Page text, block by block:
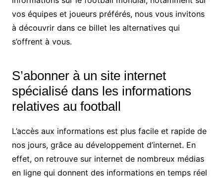
vos équipes et joueurs préférés, nous vous invitons
à découvrir dans ce billet les alternatives qui
s’offrent à vous.
S’abonner à un site internet
spécialisé dans les informations
relatives au football
L’accès aux informations est plus facile et rapide de
nos jours, grâce au développement d’internet. En
effet, on retrouve sur internet de nombreux médias
en ligne qui donnent des informations en temps réel